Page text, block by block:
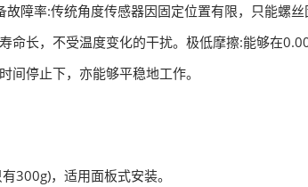
障率:传统角度传感器因固定位置有限，只能螺
命长，不受温度变化的干扰。极低摩擦:能够在
间停止下，亦能够平稳地工作。
300g)，适用面板式安装。